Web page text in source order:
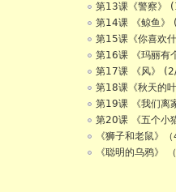
第13课《警察》
第14课 《鲸鱼
第15课《你喜欢
第16课 《玛丽有
第17课 《风》
第18课《秋天的
第19课 《我们离
第20课 《五个
《狮子和老鼠》
《聪明的乌鸦》